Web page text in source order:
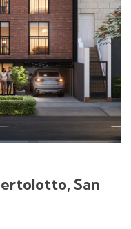
San